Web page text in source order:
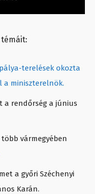
terelések okozta
a miniszterelnök.
a rendőrség a június
vármegyében
a győri Széchenyi
Karán.